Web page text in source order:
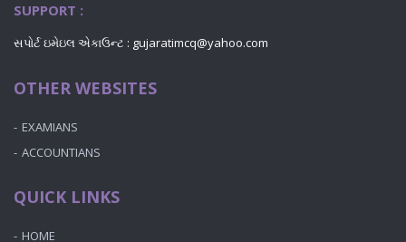
SUPPORT :
સપોર્ટ ઇમેઇલ એકાઉન્ટ : gujaratimcq@yahoo.com
OTHER WEBSITES
EXAMIANS
ACCOUNTIANS
QUICK LINKS
HOME